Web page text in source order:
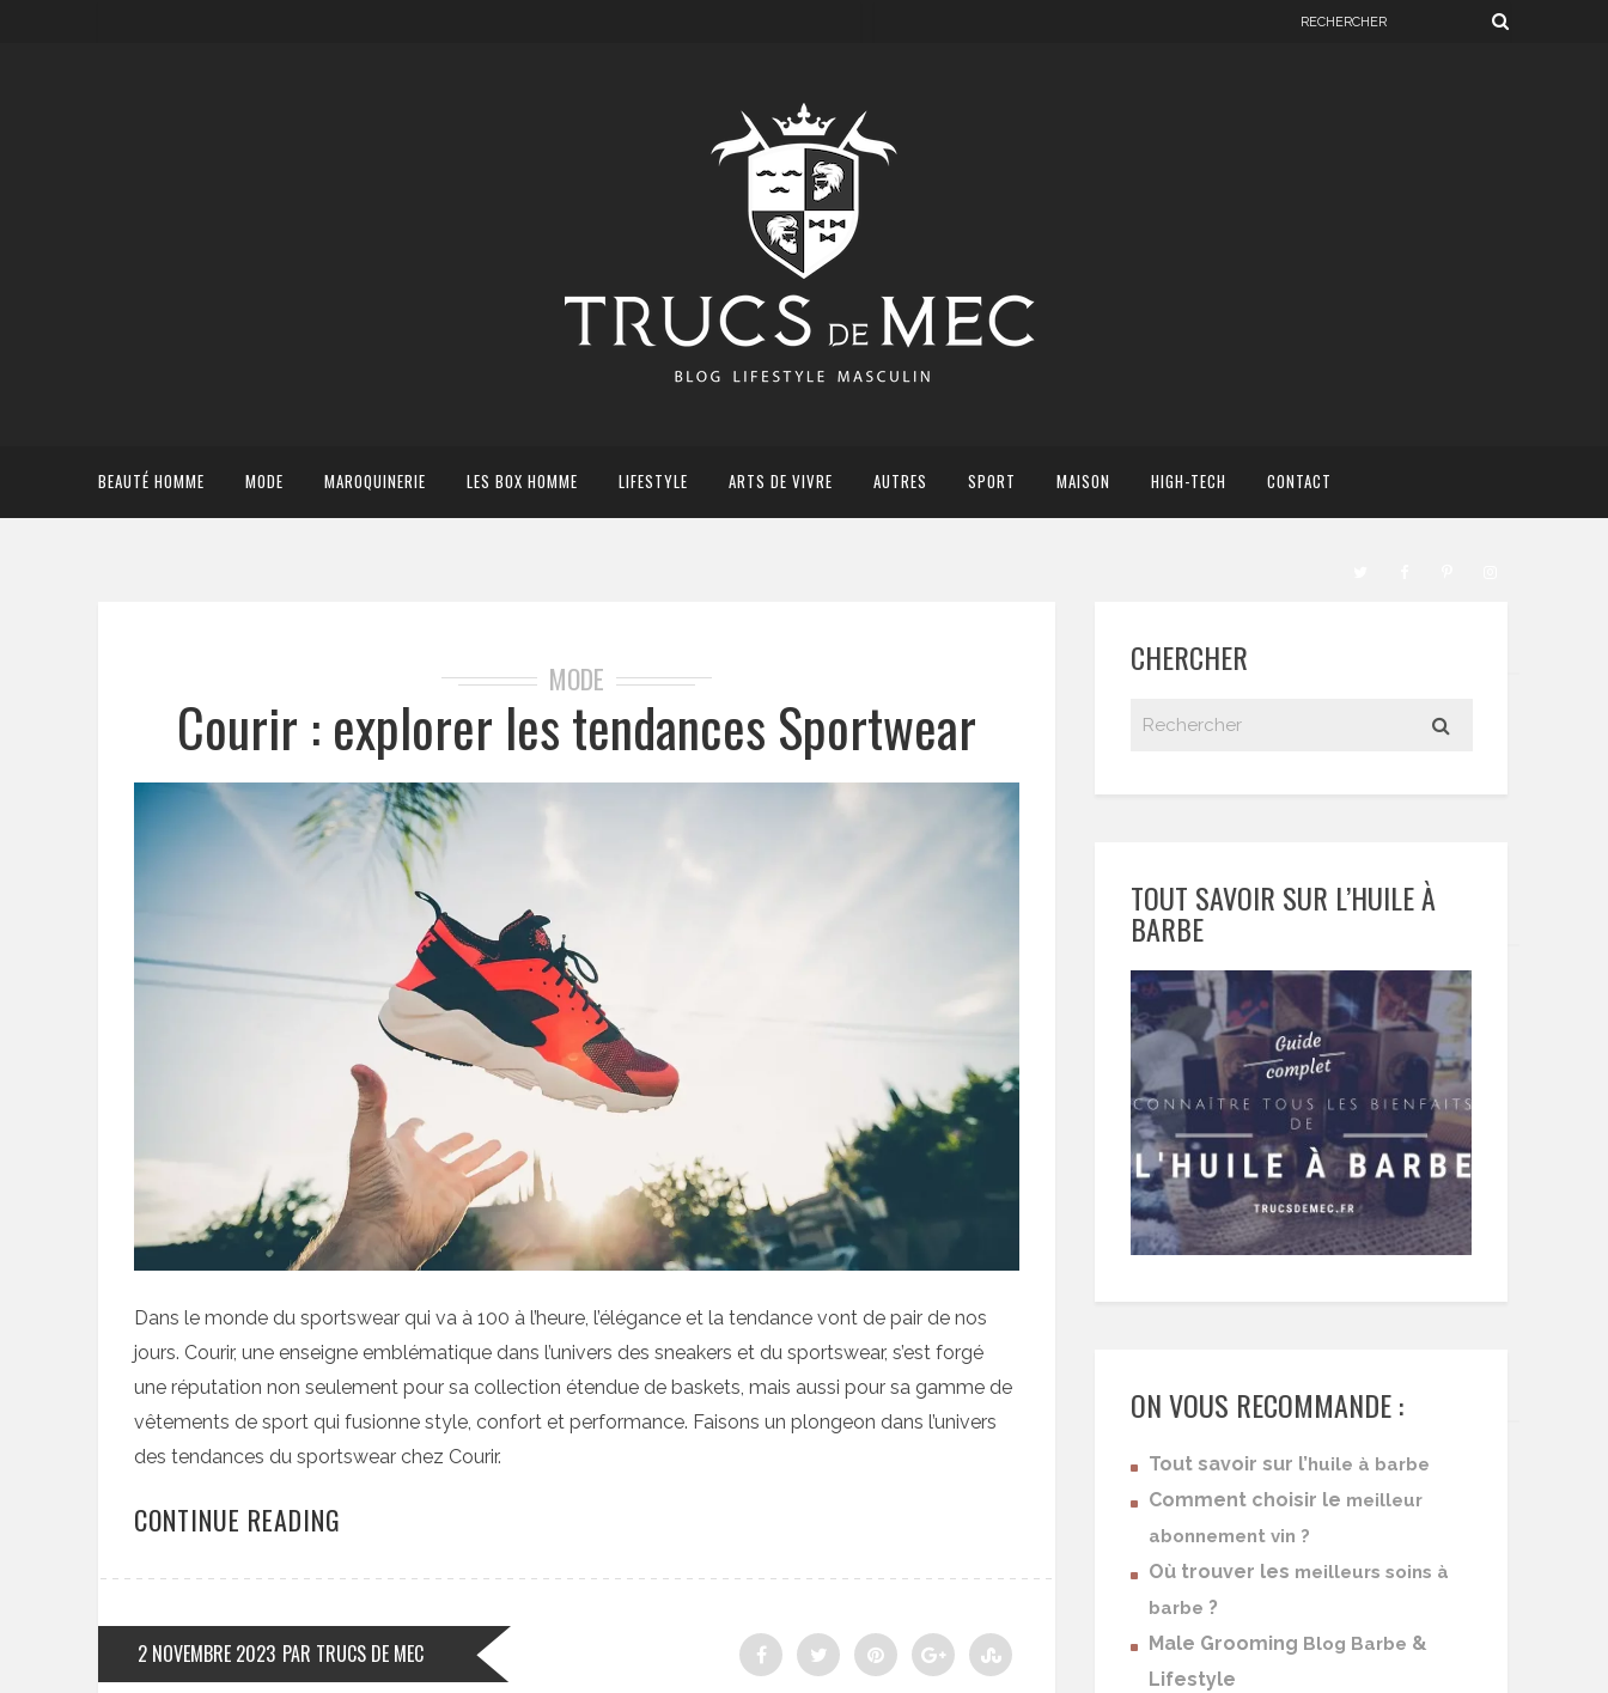
BEAUTÉ HOMME MODE MAROQUINERIE LES BOX HOMME LIFESTYLE ARTS DE VIVRE AUTRES SPORT MAISON HIGH-TECH CONTACT
MODE
Courir : explorer les tendances Sportwear
Dans le monde du sportswear qui va à 100 à l’heure, l’élégance et la tendance vont de pair de nos
jours. Courir, une enseigne emblématique dans l’univers des sneakers et du sportswear, s’est forgé
une réputation non seulement pour sa collection étendue de baskets, mais aussi pour sa gamme de
vêtements de sport qui fusionne style, confort et performance. Faisons un plongeon dans l’univers
des tendances du sportswear chez Courir.
CONTINUE READING
2 NOVEMBRE 2023 PAR TRUCS DE MEC
CHERCHER
TOUT SAVOIR SUR L’HUILE À
BARBE
ON VOUS RECOMMANDE :
Tout savoir sur l’ huile à barbe
Comment choisir le meilleur
abonnement vin ?
Où trouver les meilleurs soins à
barbe ?
Male Grooming Blog Barbe &
Lifestyle